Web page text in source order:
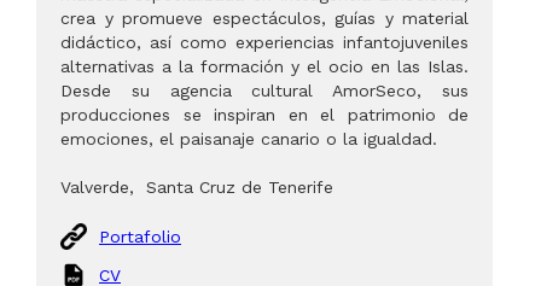
crea y promueve espectáculos, guías y material
didáctico, así como experiencias infantojuveniles
alternativas a la formación y el ocio en las Islas.
Desde su agencia cultural AmorSeco, sus
producciones se inspiran en el patrimonio de
emociones, el paisanaje canario o la igualdad.
Valverde, Santa Cruz de Tenerife
Portafolio
CV